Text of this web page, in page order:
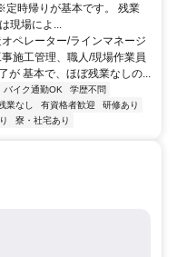
時帰りが基本です。 残業
現場によ...
ペレーター/ラインマネージ
施工管理、職人/現場作業員
が 基本で、ほぼ残業なしの...
バイク通勤OK
学歴不問
業なし 有資格者歓迎
研修あり
寮・社宅あり